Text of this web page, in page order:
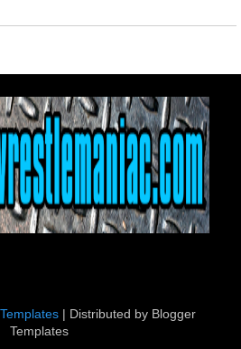
| Distributed by Blogger
Templates